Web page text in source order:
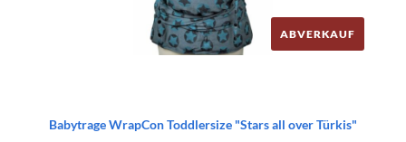
ABVERKAUF
Babytrage WrapCon Toddlersize "Stars all over Türkis"